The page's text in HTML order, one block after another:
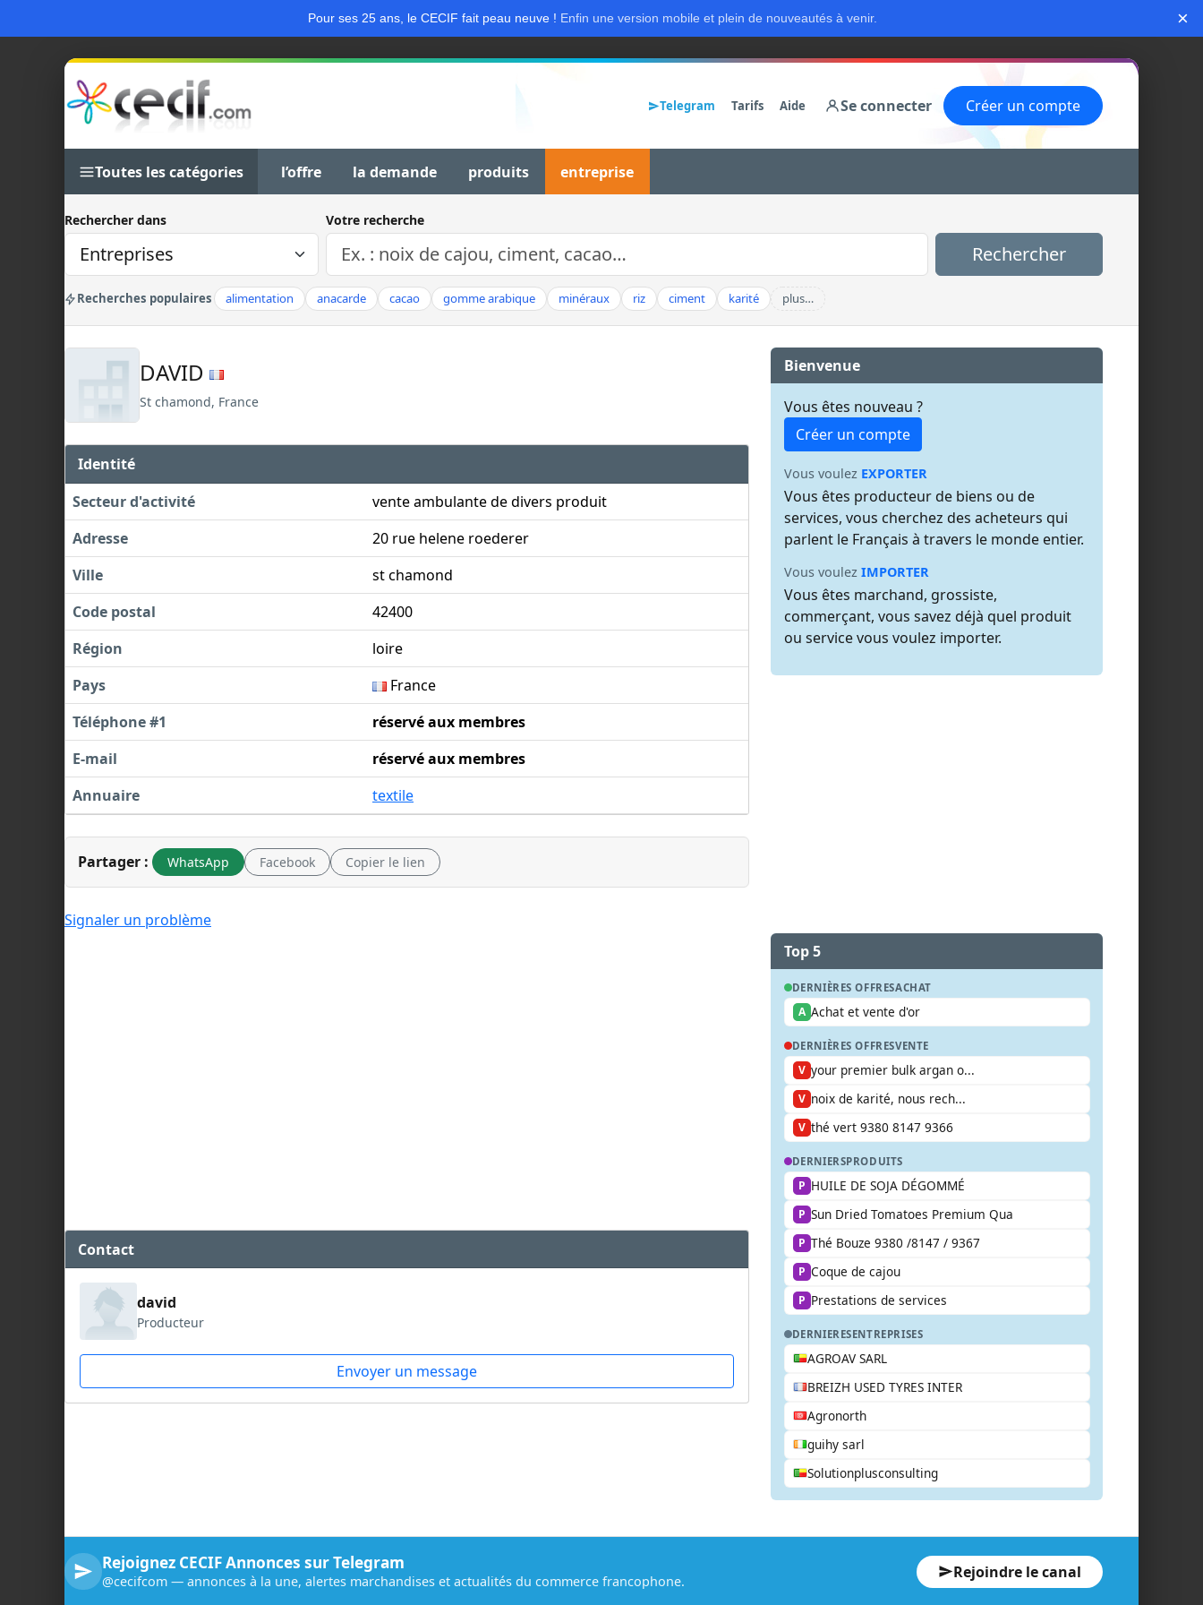
Pour ses 25 ans, le CECIF fait peau neuve ! Enfin une version mobile et plein de nouveautés à venir. ×
Telegram Tarifs Aide Se connecter Créer un compte
Toutes les catégories l’offre la demande produits entreprise
Rechercher dans Votre recherche
Rechercher
Recherches populaires alimentation anacarde cacao gomme arabique minéraux riz ciment karité plus…
DAVID
St chamond, France
Identité
Secteur d'activité
vente ambulante de divers produit
Adresse
20 rue helene roederer
Ville
st chamond
Code postal
42400
Région
loire
Pays
France
Téléphone #1
réservé aux membres
E-mail
réservé aux membres
Annuaire
textile
Partager : WhatsApp Facebook Copier le lien
Signaler un problème
Contact
david
Producteur
Envoyer un message
Bienvenue
Vous êtes nouveau ?
Créer un compte
Vous voulez EXPORTER
Vous êtes producteur de biens ou de
services, vous cherchez des acheteurs qui
parlent le Français à travers le monde entier.
Vous voulez IMPORTER
Vous êtes marchand, grossiste,
commerçant, vous savez déjà quel produit
ou service vous voulez importer.
Top 5
DERNIÈRES OFFRESACHAT
A Achat et vente d'or
DERNIÈRES OFFRESVENTE
V your premier bulk argan o...
V noix de karité, nous rech...
V thé vert 9380 8147 9366
DERNIERSPRODUITS
P HUILE DE SOJA DÉGOMMÉ
P Sun Dried Tomatoes Premium Qua
P Thé Bouze 9380 /8147 / 9367
P Coque de cajou
P Prestations de services
DERNIERESENTREPRISES
AGROAV SARL
BREIZH USED TYRES INTER
Agronorth
guihy sarl
Solutionplusconsulting
Rejoignez CECIF Annonces sur Telegram
@cecifcom — annonces à la une, alertes marchandises et actualités du commerce francophone. Rejoindre le canal